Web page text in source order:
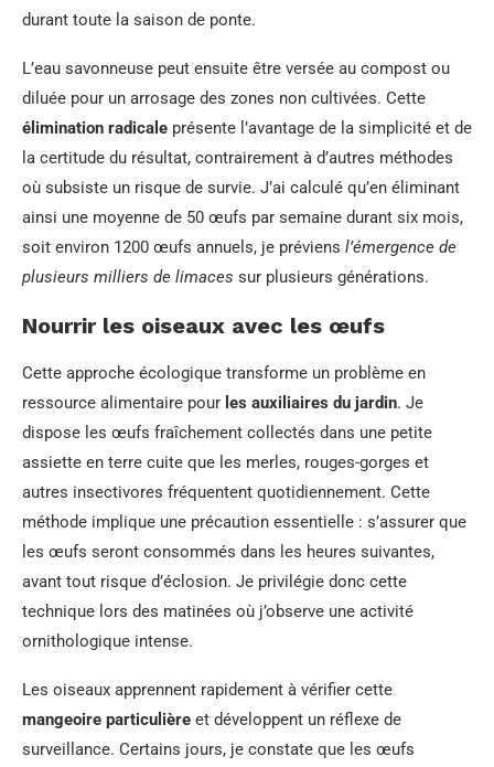
durant toute la saison de ponte.
L’eau savonneuse peut ensuite être versée au compost ou
diluée pour un arrosage des zones non cultivées. Cette
élimination radicale présente l’avantage de la simplicité et de
la certitude du résultat, contrairement à d’autres méthodes
où subsiste un risque de survie. J’ai calculé qu’en éliminant
ainsi une moyenne de 50 œufs par semaine durant six mois,
soit environ 1200 œufs annuels, je préviens l’émergence de
plusieurs milliers de limaces sur plusieurs générations.
Nourrir les oiseaux avec les œufs
Cette approche écologique transforme un problème en
ressource alimentaire pour les auxiliaires du jardin. Je
dispose les œufs fraîchement collectés dans une petite
assiette en terre cuite que les merles, rouges-gorges et
autres insectivores fréquentent quotidiennement. Cette
méthode implique une précaution essentielle : s’assurer que
les œufs seront consommés dans les heures suivantes,
avant tout risque d’éclosion. Je privilégie donc cette
technique lors des matinées où j’observe une activité
ornithologique intense.
Les oiseaux apprennent rapidement à vérifier cette
mangeoire particulière et développent un réflexe de
surveillance. Certains jours, je constate que les œufs